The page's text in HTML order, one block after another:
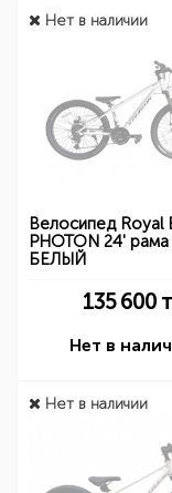
Нет в наличии
Велосипед Royal
PHOTON 24' рама
БЕЛЫЙ
135 600
Нет в
Нет в наличии